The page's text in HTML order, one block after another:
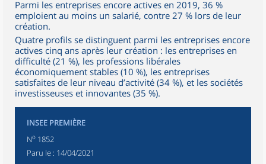
Parmi les entreprises encore actives en 2019, 36 %
emploient au moins un salarié, contre 27 % lors de leur
création.
Quatre profils se distinguent parmi les entreprises encore
actives cinq ans après leur création : les entreprises en
difficulté (21 %), les professions libérales
économiquement stables (10 %), les entreprises
satisfaites de leur niveau d’activité (34 %), et les sociétés
investisseuses et innovantes (35 %).
INSEE PREMIÈRE
No 1852
Paru le : 14/04/2021